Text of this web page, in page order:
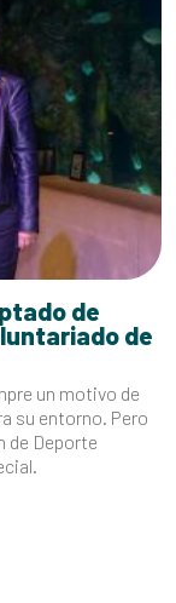
de
de
un motivo de
su entorno. Pero
de Deporte